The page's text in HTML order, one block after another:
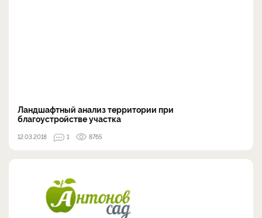
Ландшафтный анализ территории при
благоустройстве участка
12.03.2018 1 8765